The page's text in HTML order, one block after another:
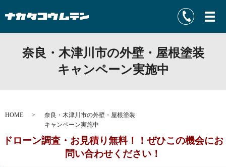
奈良・木津川市の外壁・屋根塗装
キャンペーン実施中
HOME
奈良・木津川市の外壁・屋根塗装
キャンペーン実施中
ドローン調査・お見積り無料！！ぜひこの機会にお
問い合わせください！